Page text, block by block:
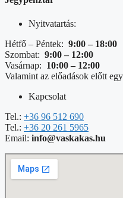
Nyitvatartás:
Hétfő – Péntek: 9:00 – 18:00
Szombat: 9:00 – 12:00
Vasárnap: 10:00 – 12:00
Valamint az előadások előtt
Kapcsolat
Tel.: +36 96 512 690
Tel.: +36 20 261 5965
Email: info@vaskakas.hu